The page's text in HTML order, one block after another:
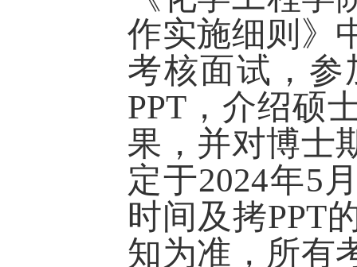
作实施细则》
考核面试，
PPT ，介绍硕
果，并对博士
定于2024年5
时间及拷PPT
知为准，所有